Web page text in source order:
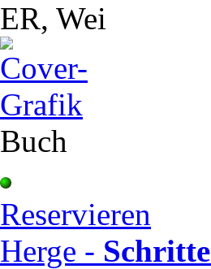
ER, Wei
Buch
Reservieren
Herge - Schritte